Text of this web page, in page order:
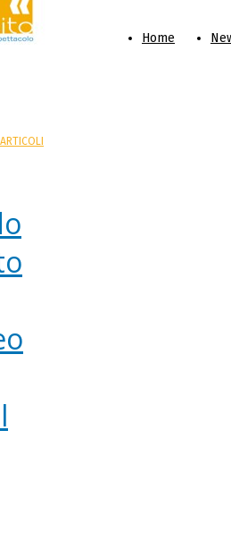
Home